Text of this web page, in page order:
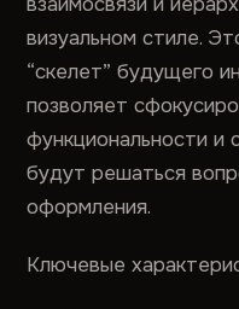
визуальном стиле.
“скелет” будущего
позволяет
функциональности и
будут решаться
оформления.
Ключевые